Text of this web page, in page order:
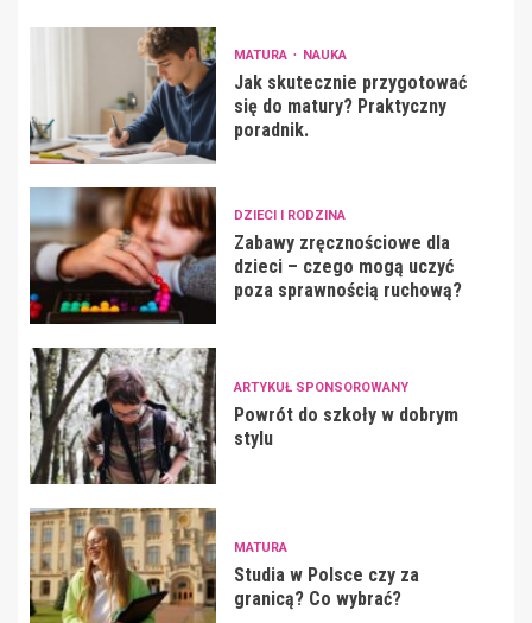
MATURA NAUKA
Jak skutecznie przygotować
się do matury? Praktyczny
poradnik.
DZIECI I RODZINA
Zabawy zręcznościowe dla
dzieci – czego mogą uczyć
poza sprawnością ruchową?
ARTYKUŁ SPONSOROWANY
Powrót do szkoły w dobrym
stylu
MATURA
Studia w Polsce czy za
granicą? Co wybrać?